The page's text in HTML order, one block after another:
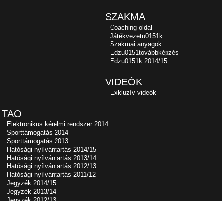
SZAKMA
Coaching oldal
Játékvezetu0151k
Szakmai anyagok
Edzu0151továbbképzés
Edzu0151k 2014/15
VIDEÓK
Exkluzív videók
TAO
Elektronikus kérelmi rendszer 2014
Sporttámogatás 2014
Sporttámogatás 2013
Hatósági nyílvántartás 2014/15
Hatósági nyílvántartás 2013/14
Hatósági nyílvántartás 2012/13
Hatósági nyílvántartás 2011/12
Jegyzék 2014/15
Jegyzék 2013/14